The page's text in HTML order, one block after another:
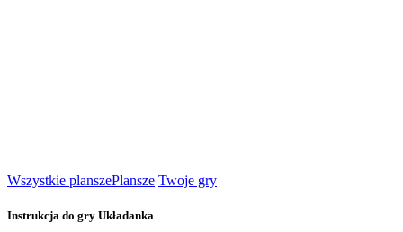
Wszystkie planszePlansze Twoje gry
Instrukcja do gry Układanka